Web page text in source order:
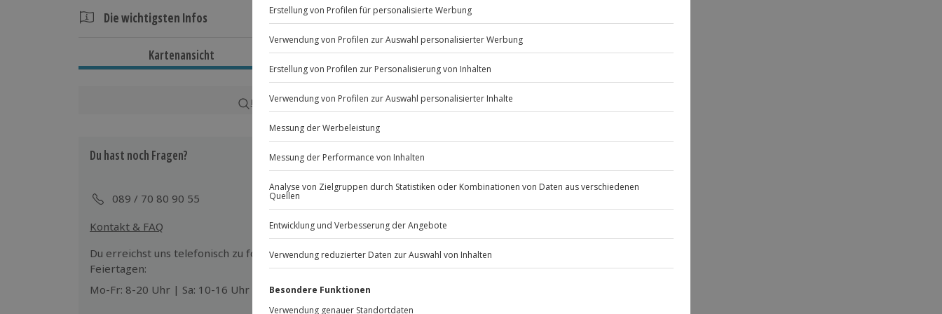
Die wichtigsten Infos
Gesamtdauer: ca. 3 Stunden
Teilnahmebedingungen
Mindestalter: 6 Jahre (unter 18 Jahren nur mit Einverständniserklärung
eines Erziehungsberechtigten)
Unterschriebener Haftungsausschluss
Die Wanderung findet bei jedem Wetter statt
Ausrüstung & Kleidung
Kartenansicht Listenansicht
© OpenStreetMaps
Karte in Großansicht
Du hast noch Fragen?
089 / 70 80 90 55
Kontakt & FAQ
Jochen SchweizerGmbH
Mühldorfstraße 8
81671 München
Du erreichst uns telefonisch zu folgenden Zeiten, außer an bundesweiten
Feiertagen:
Mo-Fr: 8-20 Uhr | Sa: 10-16 Uhr